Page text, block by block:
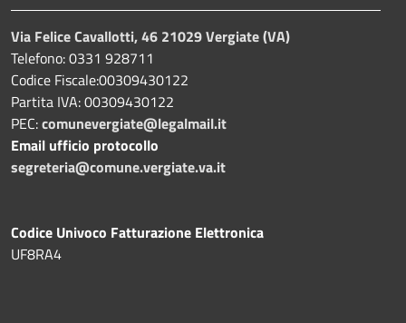
Via Felice Cavallotti, 46 21029 Vergiate (VA)
Telefono: 0331 928711
Codice Fiscale:00309430122
Partita IVA: 00309430122
PEC:comunevergiate@legalmail.it
Email ufficio protocollo
segreteria@comune.vergiate.va.it
Codice Univoco Fatturazione Elettronica
UF8RA4